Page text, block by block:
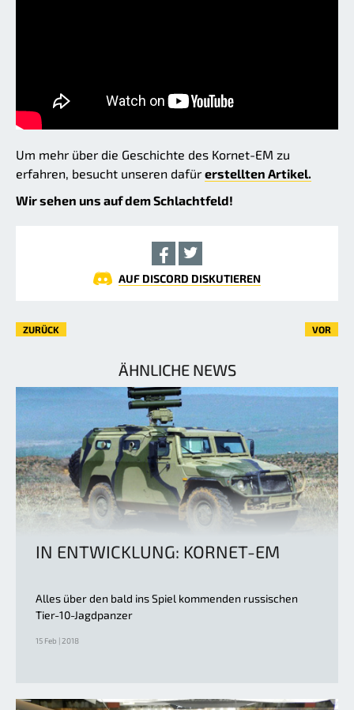
Um mehr über die Geschichte des Kornet-EM zu
erfahren, besucht unseren dafür erstellten Artikel.
Wir sehen uns auf dem Schlachtfeld!
AUF DISCORD DISKUTIEREN
ZURÜCK VOR
ÄHNLICHE NEWS
IN ENTWICKLUNG: KORNET-EM
Alles über den bald ins Spiel kommenden russischen
Tier-10-Jagdpanzer
15 Feb | 2018